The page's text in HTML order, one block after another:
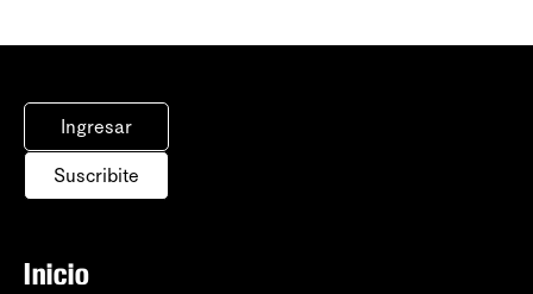
Ingresar
Suscribite
Inicio